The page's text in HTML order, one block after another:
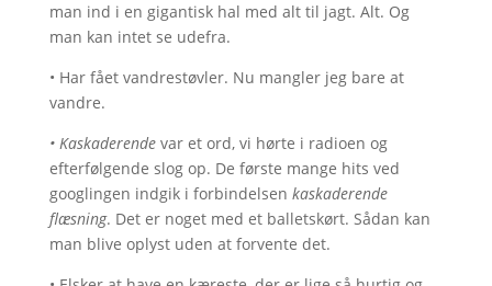
man ind i en gigantisk hal med alt til jagt. Alt. Og
man kan intet se udefra.
• Har fået vandrestøvler. Nu mangler jeg bare at
vandre.
• Kaskaderendevar et ord, vi hørte i radioen og
efterfølgende slog op. De første mange hits ved
googlingen indgik i forbindelsen kaskaderende
flæsning. Det er noget med et balletskørt. Sådan kan
man blive oplyst uden at forvente det.